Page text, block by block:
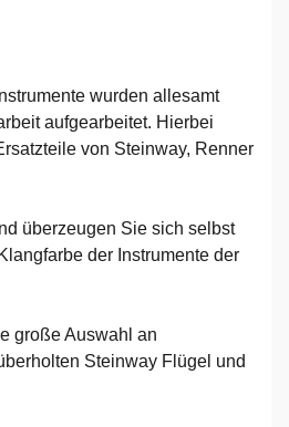
wurden allesamt
aufgearbeitet. Hierbei
von Steinway, Renner
überzeugen Sie sich selbst
der Instrumente der
große Auswahl an
Steinway Flügel und